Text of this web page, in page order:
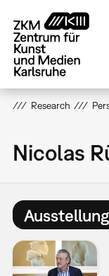
zum
Inhalt
Research
Nicolas